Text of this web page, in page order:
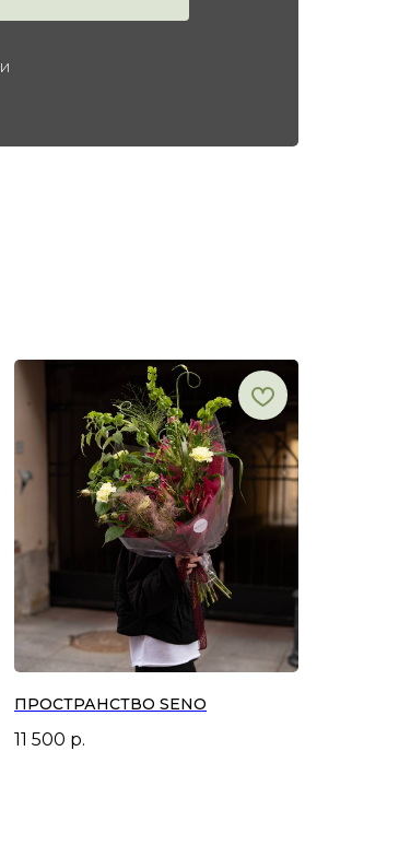
ПРОСТРАНСТВО SENO
11 500 р.